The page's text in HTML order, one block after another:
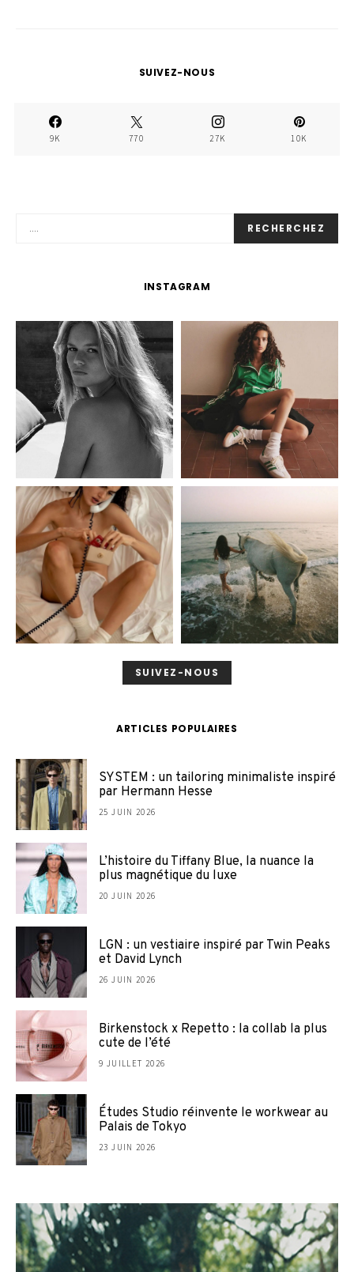
SUIVEZ-NOUS
9K 770 27K 10K
RECHERCHEZ
INSTAGRAM
SUIVEZ-NOUS
ARTICLES POPULAIRES
SYSTEM : un tailoring minimaliste inspiré
par Hermann Hesse
25 JUIN 2026
L’histoire du Tiffany Blue, la nuance la
plus magnétique du luxe
20 JUIN 2026
LGN : un vestiaire inspiré par Twin Peaks
et David Lynch
26 JUIN 2026
Birkenstock x Repetto : la collab la plus
cute de l’été
9 JUILLET 2026
Études Studio réinvente le workwear au
Palais de Tokyo
23 JUIN 2026